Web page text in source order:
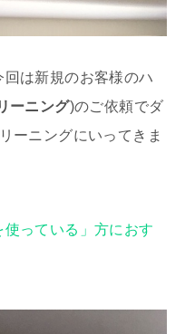
は新規のお客様のハ
ーニング)のご依頼でダ
ーニングにいってきま
使っている」方におす